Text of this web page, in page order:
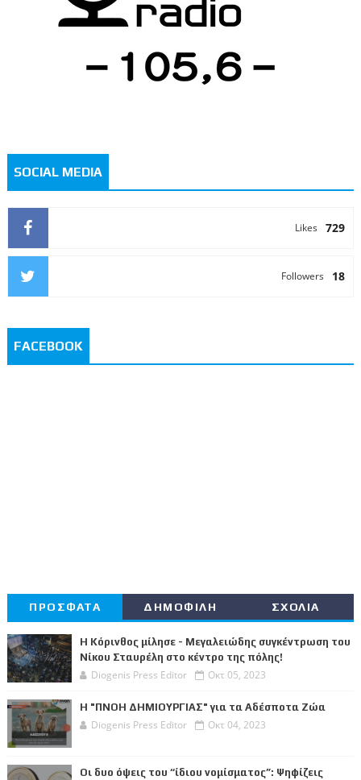
SOCIAL MEDIA
729
Likes
18
Followers
FACEBOOK
ΠΡΟΣΦΑΤΑ ΔΗΜΟΦΙΛΗ ΣΧΟΛΙΑ
Η Κόρινθος μίλησε - Μεγαλειώδης συγκέντρωση του
Νίκου Σταυρέλη στο κέντρο της πόλης!
Diogenis Press Editor Οκτ 05, 2023
Η "ΠΝΟΗ ΔΗΜΙΟΥΡΓΙΑΣ" για τα Αδέσποτα Ζώα
Diogenis Press Editor Οκτ 04, 2023
Οι δυο όψεις του “ίδιου νομίσματος”: Ψηφίζεις